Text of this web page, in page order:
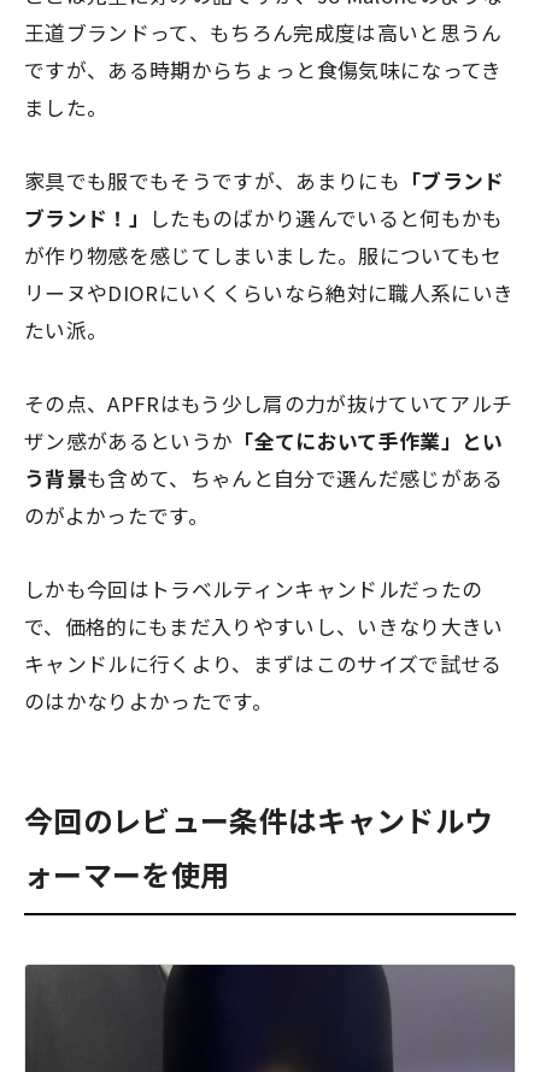
王道ブランドって、もちろん完成度は高いと思うん
ですが、ある時期からちょっと食傷気味になってき
ました。
家具でも服でもそうですが、あまりにも 「ブランド
ブランド！」
したものばかり選んでいると何もかも
が作り物感を感じてしまいました。服についてもセ
リーヌやDIORにいくくらいなら絶対に職人系にいき
たい派。
その点、APFRはもう少し肩の力が抜けていてアルチ
ザン感があるというか 「全てにおいて手作業」とい
う背景も含めて、ちゃんと自分で選んだ感じがある
のがよかったです。
しかも今回はトラベルティンキャンドルだったの
で、価格的にもまだ入りやすいし、いきなり大きい
キャンドルに行くより、まずはこのサイズで試せる
のはかなりよかったです。
今回のレビュー条件はキャンドルウ
ォーマーを使用